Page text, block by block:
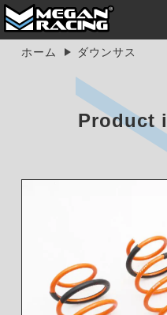
ホーム ダウンサス
Product